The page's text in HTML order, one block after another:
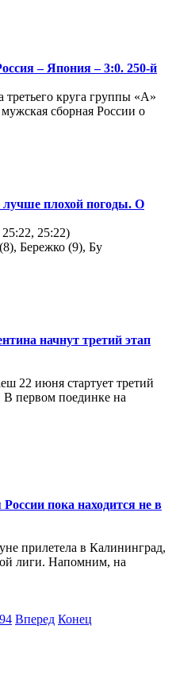
– Япония – 3:0. 250-й
круга группы «А»
сборная России о
плохой погоды. О
25:22)
Бережко (9), Бу
начнут третий этап
22 июня стартует третий
первом поединке на
пока находится не в
прилетела в Калининград,
лиги. Напомним, на
Вперед Конец